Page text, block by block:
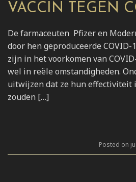
VACCIN TEGEN
De farmaceuten Pfizer en
door hen geproduceerde
zijn in het voorkomen van
wel in reële omstandigheden.
uitwijzen dat ze hun effectiviteit
zouden […]
Posted on